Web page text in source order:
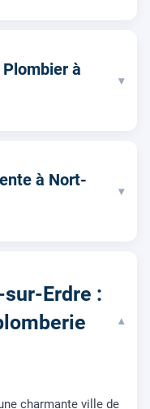
à
▾
à Nort-
▾
Erdre :
▾
charmante ville de